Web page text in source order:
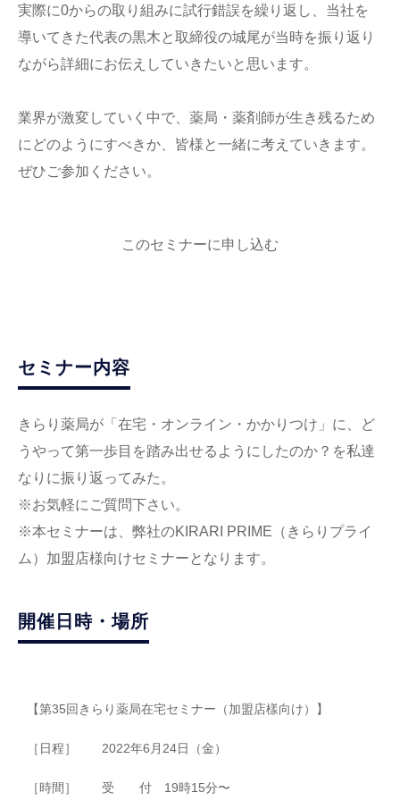
実際に0からの取り組みに試行錯誤を繰り返し、当社を
導いてきた代表の黒木と取締役の城尾が当時を振り返り
ながら詳細にお伝えしていきたいと思います。
業界が激変していく中で、薬局・薬剤師が生き残るため
にどのようにすべきか、皆様と一緒に考えていきます。
ぜひご参加ください。
このセミナーに申し込む
セミナー内容
きらり薬局が「在宅・オンライン・かかりつけ」に、ど
うやって第一歩目を踏み出せるようにしたのか？を私達
なりに振り返ってみた。
※お気軽にご質問下さい。
※本セミナーは、弊社のKIRARI PRIME（きらりプライ
ム）加盟店様向けセミナーとなります。
開催日時・場所
【第35回きらり薬局在宅セミナー（加盟店樣向け）】
［日程］ 2022年6月24日（金）
［時間］ 受 付 19時15分〜